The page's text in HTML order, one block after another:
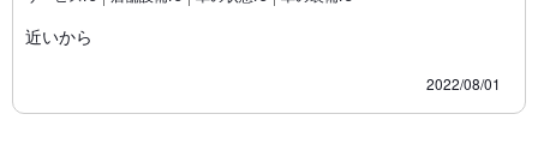
近いから
2022/08/01